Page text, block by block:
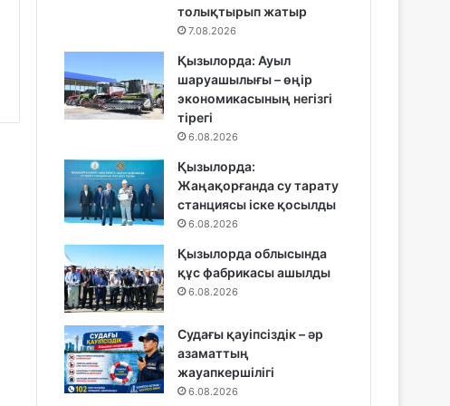
толықтырып жатыр
7.08.2026
Қызылорда: Ауыл
шаруашылығы – өңір
экономикасының негізгі
тірегі
6.08.2026
Қызылорда:
Жаңақорғанда су тарату
станциясы іске қосылды
6.08.2026
Қызылорда облысында
құс фабрикасы ашылды
6.08.2026
Судағы қауіпсіздік – әр
азаматтың
жауапкершілігі
6.08.2026